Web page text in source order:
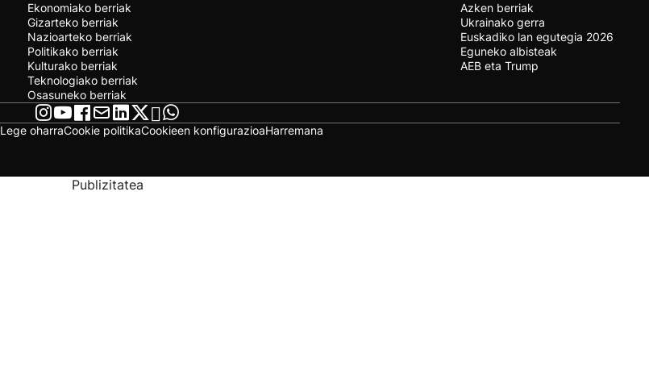
Ekonomiako berriak
Gizarteko berriak
Nazioarteko berriak
Politikako berriak
Kulturako berriak
Teknologiako berriak
Osasuneko berriak
Azken berriak
Ukrainako gerra
Euskadiko lan egutegia 2026
Eguneko albisteak
AEB eta Trump
Lege oharraCookie politikaCookieen konfigurazioaHarremana
Publizitatea